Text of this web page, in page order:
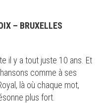
– BRUXELLES
il y a tout juste 10 ans. Et
comme à ses
là où chaque mot,
plus fort.